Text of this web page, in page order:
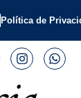
Política de